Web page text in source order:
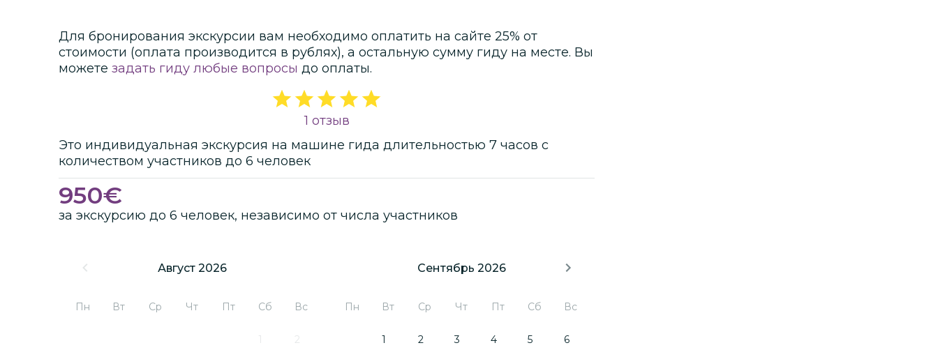
Для бронирования экскурсии вам необходимо оплатить на сайте 25% от
стоимости (оплата производится в рублях), а остальную сумму гиду на месте. Вы
можете задать гиду любые вопросы до оплаты.
1 отзыв
Это индивидуальная экскурсия на машине гида длительностью 7 часов с
количеством участников до 6 человек
950€
за экскурсию до 6 человек, независимо от числа участников
Август 2026
Пн Вт Ср Чт Пт Сб Вс
1 2
Сентябрь 2026
Пн Вт Ср Чт Пт Сб Вс
1 2 3 4 5 6